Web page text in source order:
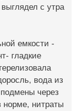
с утра
емкости -
гладкие
вода из
подмены через
норме, нитраты